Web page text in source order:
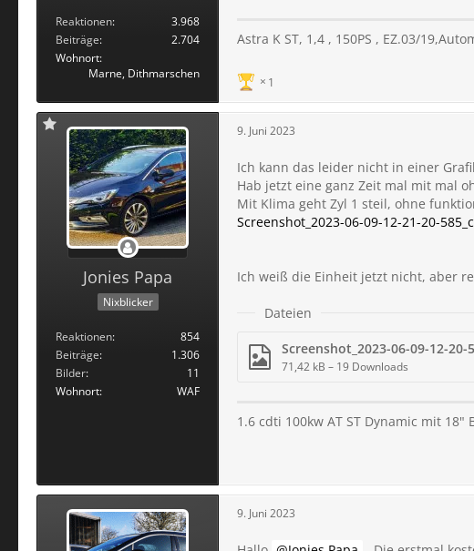
Reaktionen
3.968
Beiträge
2.704
Wohnort
Marne, Dithmarschen
Astra K ST, 1,4 , 150PS , EZ.03/
1
Jonies Papa
Nixblicker
Reaktionen
854
Beiträge
1.306
Bilder
11
Wohnort
WAF
9. Juni 2023
Ich kann das leider nicht in einer
Hab jetzt eine ganz Zeit mal mit mal
Mit Klima geht Zyl 1 steil, ohne
Screenshot_2023-06-09-12-21-20-
Ich weiß die Einheit jetzt nicht, aber
Dateien
71,42 kB – 19 Downloads
1.6 cdti 100kw AT ST Dynamic mit 18"
9. Juni 2023